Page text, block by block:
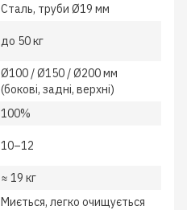
Сталь, труби Ø19 мм
до 50 кг
Ø100 / Ø150 / Ø200 мм
(бокові, задні, верхні)
100%
10–12
≈ 19 кг
Миється, легко очищується